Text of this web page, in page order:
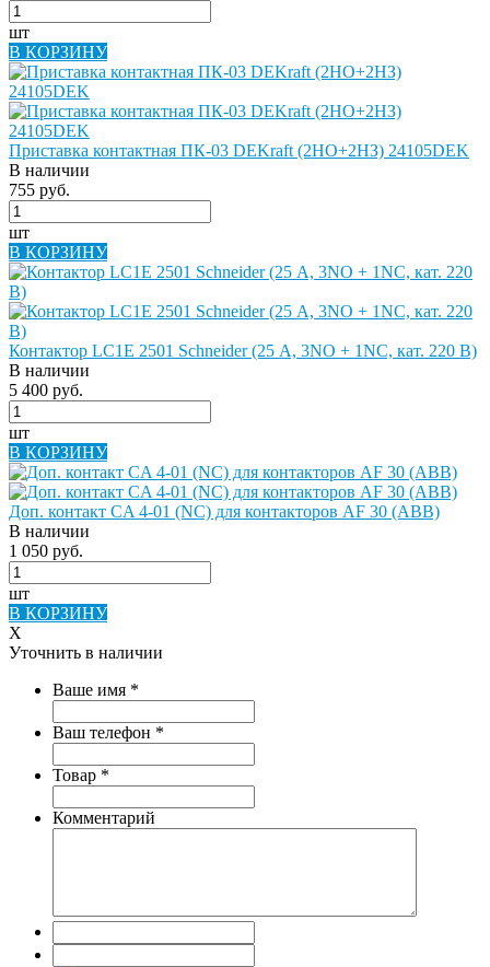
шт
В КОРЗИНУ
Приставка контактная ПК-03 DEKraft (2НО+2НЗ) 24105DEK
В наличии
755 руб.
шт
В КОРЗИНУ
Контактор LC1E 2501 Schneider (25 А, 3NO + 1NC, кат. 220 В)
В наличии
5 400 руб.
шт
В КОРЗИНУ
Доп. контакт CA 4-01 (NC) для контакторов AF 30 (ABB)
В наличии
1 050 руб.
шт
В КОРЗИНУ
X
Уточнить в наличии
Ваше имя *
Ваш телефон *
Товар *
Комментарий